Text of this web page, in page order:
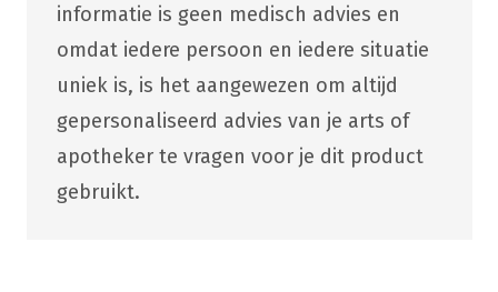
informatie is geen medisch advies en
omdat iedere persoon en iedere situatie
uniek is, is het aangewezen om altijd
gepersonaliseerd advies van je arts of
apotheker te vragen voor je dit product
gebruikt.